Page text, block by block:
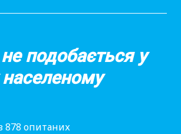
подобається у
878 опитаних